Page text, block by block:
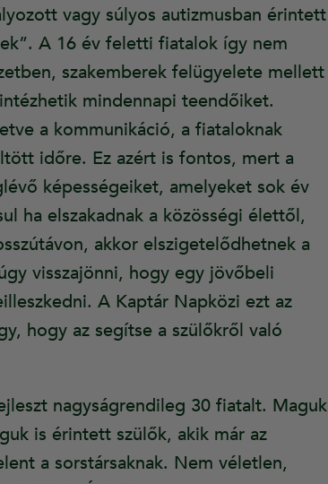
vagy súlyos autizmusban érintett
A 16 év feletti fiatalok így nem
szakemberek felügyelete mellett
mindennapi teendőiket.
a kommunikáció, a fiataloknak
időre. Ez azért is fontos, mert a
képességeiket, amelyeket sok év
ha elszakadnak a közösségi élettől,
akkor elszigetelődhetnek a
visszajönni, hogy egy jövőbeli
A Kaptár Napközi ezt az
hogy az segítse a szülőkről való
nagyságrendileg 30 fiatalt. Maguk
is érintett szülők, akik már az
a sorstársaknak. Nem véletlen,